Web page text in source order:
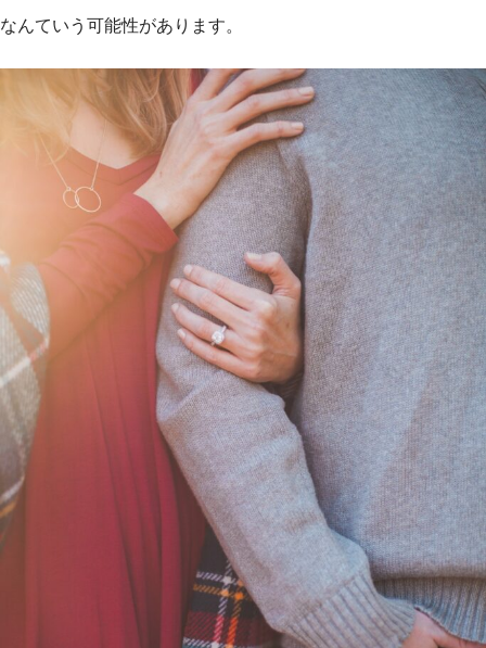
なんていう可能性があります。